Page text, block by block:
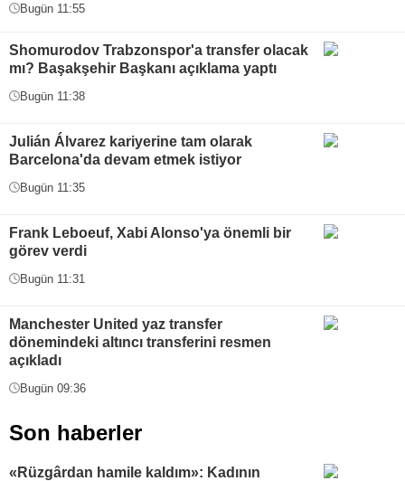
Bugün 11:55
Shomurodov Trabzonspor'a transfer olacak
mı? Başakşehir Başkanı açıklama yaptı
Bugün 11:38
Julián Álvarez kariyerine tam olarak
Barcelona'da devam etmek istiyor
Bugün 11:35
Frank Leboeuf, Xabi Alonso'ya önemli bir
görev verdi
Bugün 11:31
Manchester United yaz transfer
dönemindeki altıncı transferini resmen
açıkladı
Bugün 09:36
Son haberler
«Rüzgârdan hamile kaldım»: Kadının